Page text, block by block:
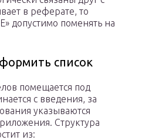
в реферате, то
допустимо поменять на
список
помещается под
с введения, за
указываются
Структура
из: